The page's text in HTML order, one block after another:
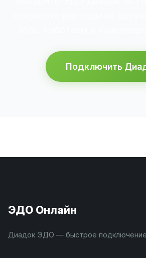
Подключить
ЭДО Онлайн
Диадок ЭДО — быстрое подключение